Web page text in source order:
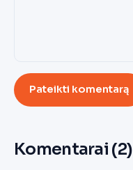
Pateikti komentarą
Komentarai (2)